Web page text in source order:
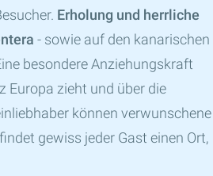
Erholung und herrliche
- sowie auf den kanarischen
besondere Anziehungskraft
Europa zieht und über die
können verwunschene
gewiss jeder Gast einen Ort,